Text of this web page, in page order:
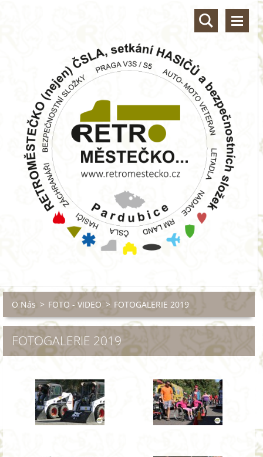
O Nás > FOTO - VIDEO > FOTOGALERIE 2019
FOTOGALERIE 2019